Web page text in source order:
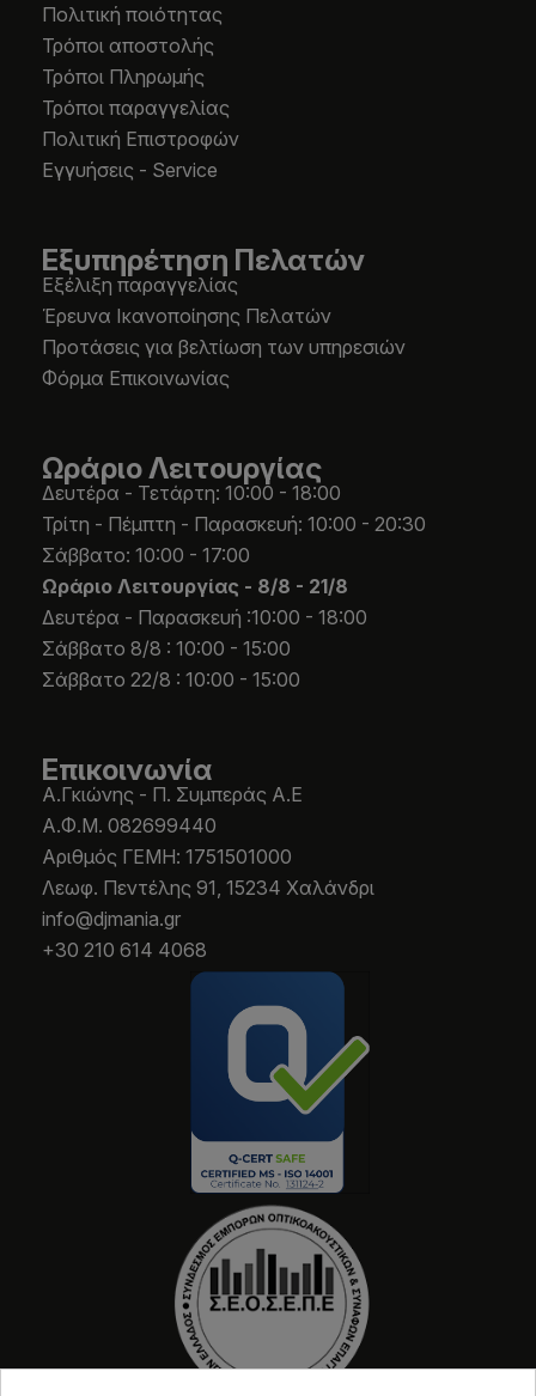
Πολιτική ποιότητας
Τρόποι αποστολής
Τρόποι Πληρωμής
Τρόποι παραγγελίας
Πολιτική Επιστροφών
Εγγυήσεις - Service
Εξυπηρέτηση Πελατών
Εξέλιξη παραγγελίας
Έρευνα Ικανοποίησης Πελατών
Προτάσεις για βελτίωση των υπηρεσιών
Φόρμα Επικοινωνίας
Ωράριο Λειτουργίας
Δευτέρα - Τετάρτη: 10:00 - 18:00
Τρίτη - Πέμπτη - Παρασκευή: 10:00 - 20:30
Σάββατο: 10:00 - 17:00
Ωράριο Λειτουργίας - 8/8 - 21/8
Δευτέρα - Παρασκευή :10:00 - 18:00
Σάββατο 8/8 : 10:00 - 15:00
Σάββατο 22/8 : 10:00 - 15:00
Επικοινωνία
Α.Γκιώνης - Π. Συμπεράς Α.Ε
Α.Φ.Μ. 082699440
Aριθμός ΓΕΜΗ: 1751501000
Λεωφ. Πεντέλης 91, 15234 Χαλάνδρι
info@djmania.gr
+30 210 614 4068